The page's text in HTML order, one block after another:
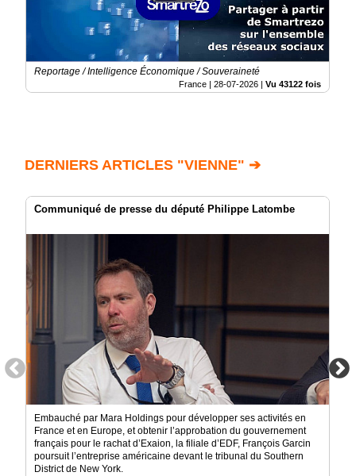
Reportage / Intelligence Économique / Souveraineté
France | 28-07-2026 | Vu 43122 fois
DERNIERS ARTICLES "VIENNE" ➔
Communiqué de presse du député Philippe Latombe
Embauché par Mara Holdings pour développer ses activités en
France et en Europe, et obtenir l’approbation du gouvernement
français pour le rachat d’Exaion, la filiale d’EDF, François Garcin
poursuit l’entreprise américaine devant le tribunal du Southern
District de New York.